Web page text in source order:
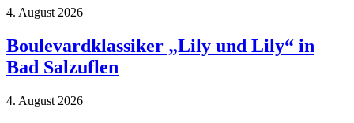
4. August 2026
Boulevardklassiker „Lily und Lily“ in
Bad Salzuflen
4. August 2026